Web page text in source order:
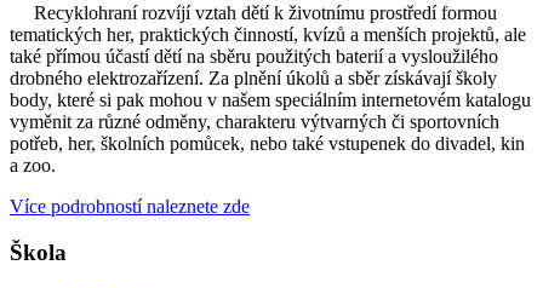
Recyklohraní rozvíjí vztah dětí k životnímu prostředí formou
tematických her, praktických činností, kvízů a menších projektů, ale
také přímou účastí dětí na sběru použitých baterií a vysloužilého
drobného elektrozařízení. Za plnění úkolů a sběr získávají školy
body, které si pak mohou v našem speciálním internetovém katalogu
vyměnit za různé odměny, charakteru výtvarných či sportovních
potřeb, her, školních pomůcek, nebo také vstupenek do divadel, kin
a zoo.
Více podrobností naleznete zde
Škola